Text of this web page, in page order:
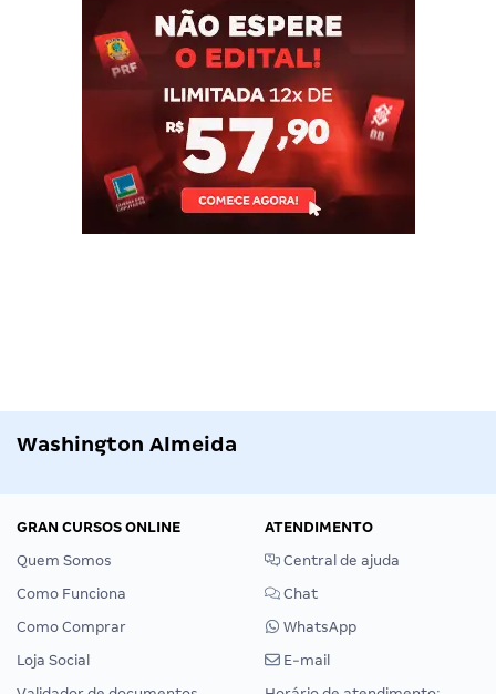
Washington Almeida
GRAN CURSOS ONLINE
Quem Somos
Como Funciona
Como Comprar
Loja Social
ATENDIMENTO
Central de ajuda
Chat
WhatsApp
E-mail